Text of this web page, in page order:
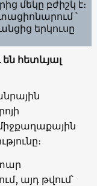
մեկը բժիշկ է։
՝
երկուսը
հետևյալ
այդ թվում՝